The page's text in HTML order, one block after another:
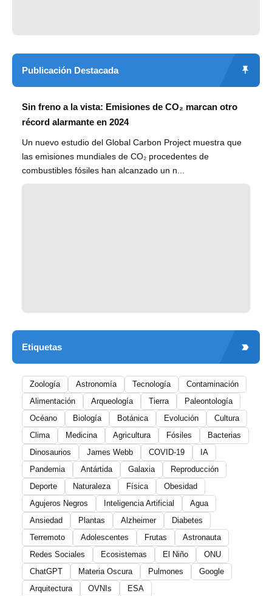
Publicación Destacada
Sin freno a la vista: Emisiones de CO₂ marcan otro
récord alarmante en 2024
Un nuevo estudio del Global Carbon Project muestra que
las emisiones mundiales de CO₂ procedentes de
combustibles fósiles han alcanzado un n...
Etiquetas
Zoología Astronomía Tecnología
Contaminación
Alimentación
Arqueología Tierra
Paleontología
Océano
Biología Botánica Evolución
Cultura
Clima
Medicina Agricultura Fósiles
Bacterias
Dinosaurios
James Webb COVID-19
IA
Pandemia
Antártida Galaxia
Reproducción
Deporte
Naturaleza Física
Obesidad
Agujeros Negros
Inteligencia Artificial
Agua
Ansiedad
Plantas Alzheimer
Diabetes
Terremoto
Adolescentes Frutas
Astronauta
Redes Sociales
Ecosistemas El Niño
ONU
ChatGPT
Materia Oscura Pulmones
Google
Arquitectura
OVNIs ESA